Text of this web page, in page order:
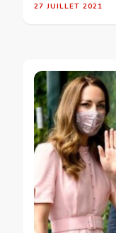
27 JUILLET 2021